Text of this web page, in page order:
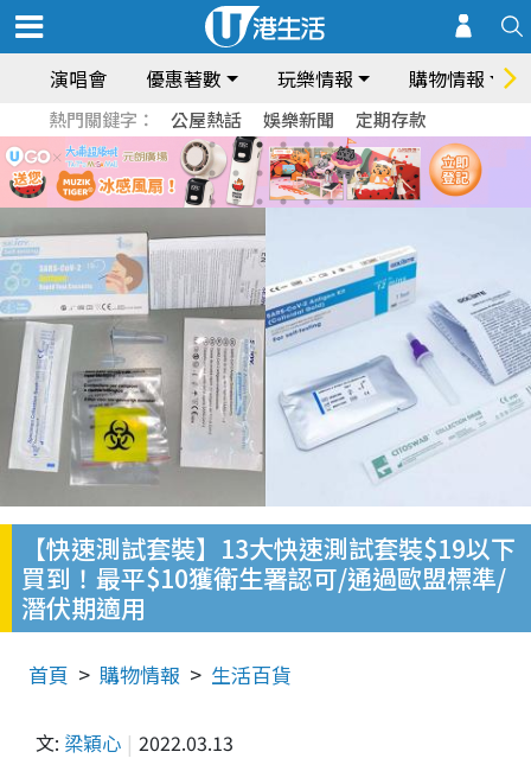
演唱會 優惠著數 玩樂情報 購物情報
熱門關鍵字： 公屋熱話 娛樂新聞 定期存款
【快速測試套裝】13大快速測試套裝$19以下
買到！最平$10獲衛生署認可/通過歐盟標準/
潛伏期適用
首頁 購物情報 生活百貨
文: 梁穎心 2022.03.13